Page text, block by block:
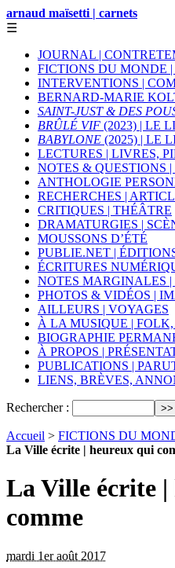
arnaud maïsetti | carnets
☰
JOURNAL |
FICTIONS DU MONDE |
INTERVENTIONS |
BERNARD-MARIE
SAINT-JUST & DES
BRÛLÉ VIF (2023) | LE
BABYLONE (2025) | LE
LECTURES | LIVRES,
NOTES & QUESTIONS
ANTHOLOGIE
RECHERCHES |
CRITIQUES | THÉÂTRE
DRAMATURGIES |
MOUSSONS D’ÉTÉ
PUBLIE.NET |
ÉCRITURES
NOTES MARGINALES |
PHOTOS & VIDÉOS |
AILLEURS | VOYAGES
À LA MUSIQUE | FOLK,
BIOGRAPHIE
À PROPOS |
PUBLICATIONS |
LIENS, BRÈVES,
Rechercher :
Accueil > FICTIONS DU
La Ville écrite | heureux qui
La Ville écrite
comme
mardi 1er août 2017